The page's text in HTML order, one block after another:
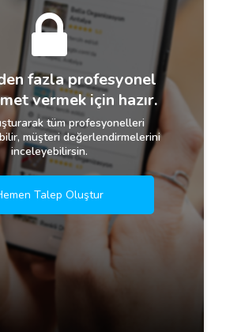
fazla profesyonel
vermek için hazır.
tüm profesyonelleri
müşteri değerlendirmelerini
inceleyebilirsin.
Talep Oluştur